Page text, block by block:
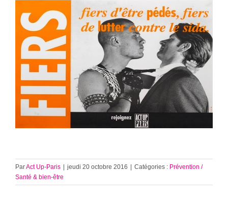
ParAct Up-Paris jeudi 20 octobre 2016 Catégories : Prévention /
Santé & bien-être